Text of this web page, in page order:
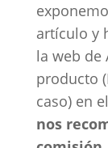
artículo y
la web de
producto
caso) en
nos